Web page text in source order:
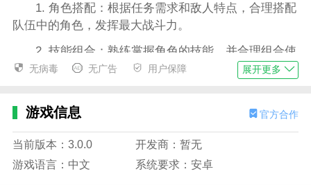
1. 角色搭配：根据任务需求和敌人特点，合理搭配
队伍中的角色，发挥最大战斗力。
2. 技能组合：熟练掌握角色的技能，并合理组合使
用，以应对不同的战斗情况。
具等，以提升角色实力。
4. 探索优先：在探索过程中，优先完成关键任务和
发现重要线索，以推动剧情发展。
无病毒 无广告 用户保障 展开更多
游戏信息 官方合作
当前版本：3.0.0
开发商：暂无
游戏语言：中文
系统要求：安卓